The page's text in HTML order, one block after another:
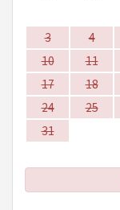
3
4
10
11
17
18
24
25
31